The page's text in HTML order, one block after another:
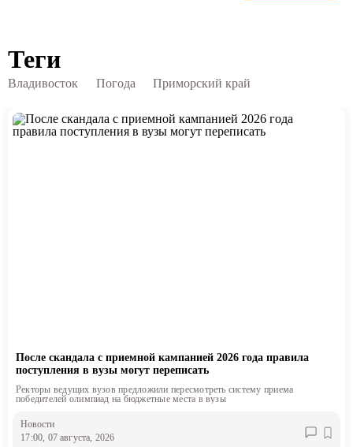
Теги
Владивосток Погода Приморский край
После скандала с приемной кампанией 2026 года правила
поступления в вузы могут переписать
Ректоры ведущих вузов предложили пересмотреть систему приема
победителей олимпиад на бюджетные места в вузы
Новости
17:00, 07 августа, 2026